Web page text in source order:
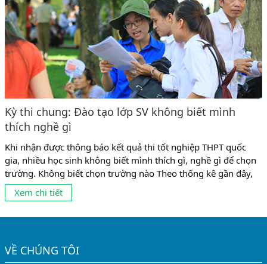
Kỳ thi chung: Đào tạo lớp SV không biết mình
thích nghề gì
Khi nhận được thông báo kết quả thi tốt nghiệp THPT quốc
gia, nhiều học sinh không biết mình thích gì, nghề gì để chọn
trường. Không biết chọn trường nào Theo thống kê gần đây,
có tới 10% số sinh viên không theo được ngành mình đang
học vì chọn nghề chưa phù hợp. Và có lẽ, con số này còn...
Xem chi tiết
VỀ CHÚNG TÔI